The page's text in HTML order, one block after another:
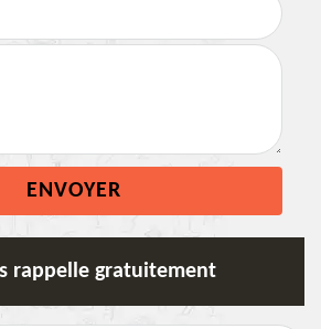
rappelle gratuitement